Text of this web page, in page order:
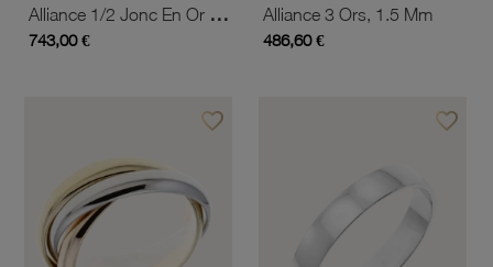
Alliance 1/2 Jonc En Or Gris,6 Mm
743,00 €
Alliance 3 Ors, 1.5 Mm
486,60 €
favorite_borderAjouter à vos favoris favorite_borderAjouter